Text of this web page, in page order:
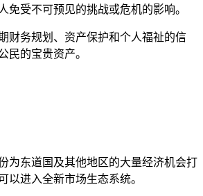
免受不可预见的挑战或危机的影响。
财务规划、资产保护和个人福祉的信
民的宝贵资产。
为东道国及其他地区的大量经济机会打
以进入全新市场生态系统。